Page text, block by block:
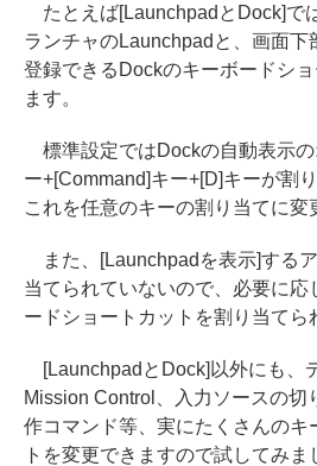
たとえば[LaunchpadとDock]で
ランチャのLaunchpadと、画面下
登録できるDockのキーボードシ
ます。
標準設定ではDockの自動表示の
ー+[Command]キー+[D]キーが割
これを任意のキーの割り当てに変
また、[Launchpadを表示]する
当てられていないので、必要に応
ードショートカットを割り当てら
[LaunchpadとDock]以外にも、
Mission Control、入力ソースの切
作コマンド等、実にたくさんのキ
トを変更できますので試してみま